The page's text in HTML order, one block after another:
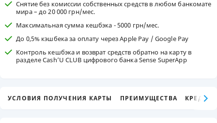
Снятие без комиссии собственных средств в любом банкомате
мира – до 20 000 грн/мес.
Максимальная сумма кешбэка - 5000 грн/мес.
До 0,5% кэшбека за оплату через Apple Pay / Google Pay
Контроль кешбэка и возврат средств обратно на карту в
разделе Cash’U CLUB цифрового банка Sense SuperApp
УСЛОВИЯ ПОЛУЧЕНИЯ КАРТЫ ПРЕИМУЩЕСТВА